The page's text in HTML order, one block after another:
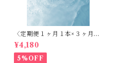
〈定期便１ヶ月１本×３ヶ月〉
天然シリカ化粧水 ラ・グレー
ス 再生 -（エビデンス取得
済）150ml
¥4,180
5%OFF